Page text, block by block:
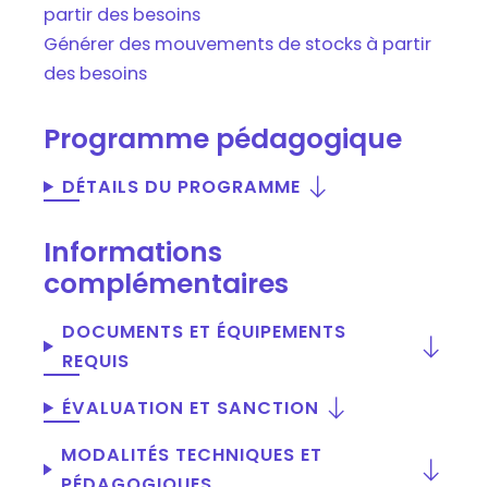
partir des besoins
Générer des mouvements de stocks à partir
des besoins
Programme pédagogique
DÉTAILS DU PROGRAMME
Informations
complémentaires
DOCUMENTS ET ÉQUIPEMENTS
REQUIS
ÉVALUATION ET SANCTION
MODALITÉS TECHNIQUES ET